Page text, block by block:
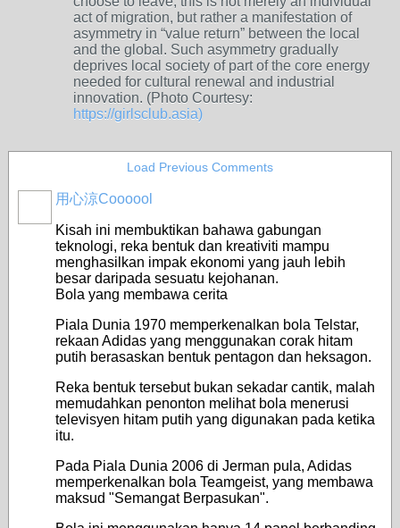
act of migration, but rather a manifestation of
asymmetry in “value return” between the local
and the global. Such asymmetry gradually
deprives local society of part of the core energy
needed for cultural renewal and industrial
innovation. (Photo Courtesy:
https://girlsclub.asia)
Load Previous Comments
用心涼Coooool
Kisah ini membuktikan bahawa gabungan
teknologi, reka bentuk dan kreativiti mampu
menghasilkan impak ekonomi yang jauh lebih
besar daripada sesuatu kejohanan.
Bola yang membawa cerita
Piala Dunia 1970 memperkenalkan bola Telstar,
rekaan Adidas yang menggunakan corak hitam
putih berasaskan bentuk pentagon dan heksagon.
Reka bentuk tersebut bukan sekadar cantik, malah
memudahkan penonton melihat bola menerusi
televisyen hitam putih yang digunakan pada ketika
itu.
Pada Piala Dunia 2006 di Jerman pula, Adidas
memperkenalkan bola Teamgeist, yang membawa
maksud "Semangat Berpasukan".